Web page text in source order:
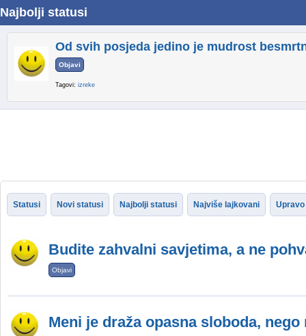
Najbolji statusi
Od svih posjeda jedino je mudrost
Objavi
Tagovi: izreke
Statusi Novi statusi Najbolji statusi Najviše lajkovani
Budite zahvalni savjetima, a ne
Objavi
Meni je draža opasna sloboda,